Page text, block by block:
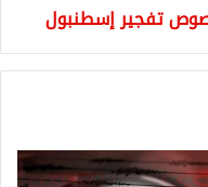
تفجير إسطنبول